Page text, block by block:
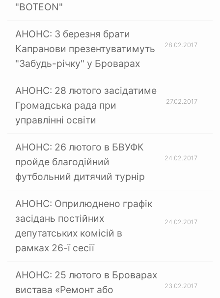
"BOTEON"
АНОНС: 3 березня брати
Капранови презентуватимуть
"Забудь-річку" у Броварах
28.02.2017
АНОНС: 28 лютого засідатиме
Громадська рада при
управлінні освіти
27.02.2017
АНОНС: 26 лютого в БВУФК
пройде благодійний
футбольний дитячий турнір
24.02.2017
АНОНС: Оприлюднено графік
засідань постійних
депутатських комісій в
рамках 26-ї сесії
24.02.2017
АНОНС: 25 лютого в Броварах
вистава «Ремонт або
23.02.2017